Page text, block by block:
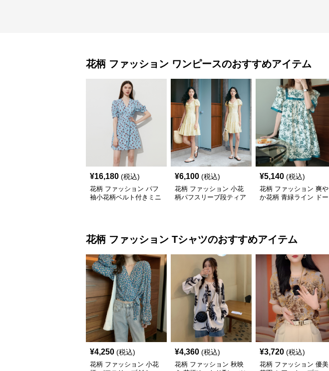
花柄 ファッション ワンピースのおすすめアイテム
¥16,180 (税込)
花柄 ファッション パフ
袖小花柄ベルト付きミニ
¥6,100 (税込)
花柄 ファッション 小花
柄パフスリーブ段ティア
¥5,140 (税込)
花柄 ファッション 爽や
か花柄 青緑ライン ドー
花柄 ファッション Tシャツのおすすめアイテム
¥4,250 (税込)
花柄 ファッション 小花
¥4,360 (税込)
花柄 ファッション 秋映
¥3,720 (税込)
花柄 ファッション 優美